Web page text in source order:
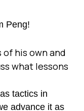
Peng!
his own and
what lessons
tactics in
advance it as